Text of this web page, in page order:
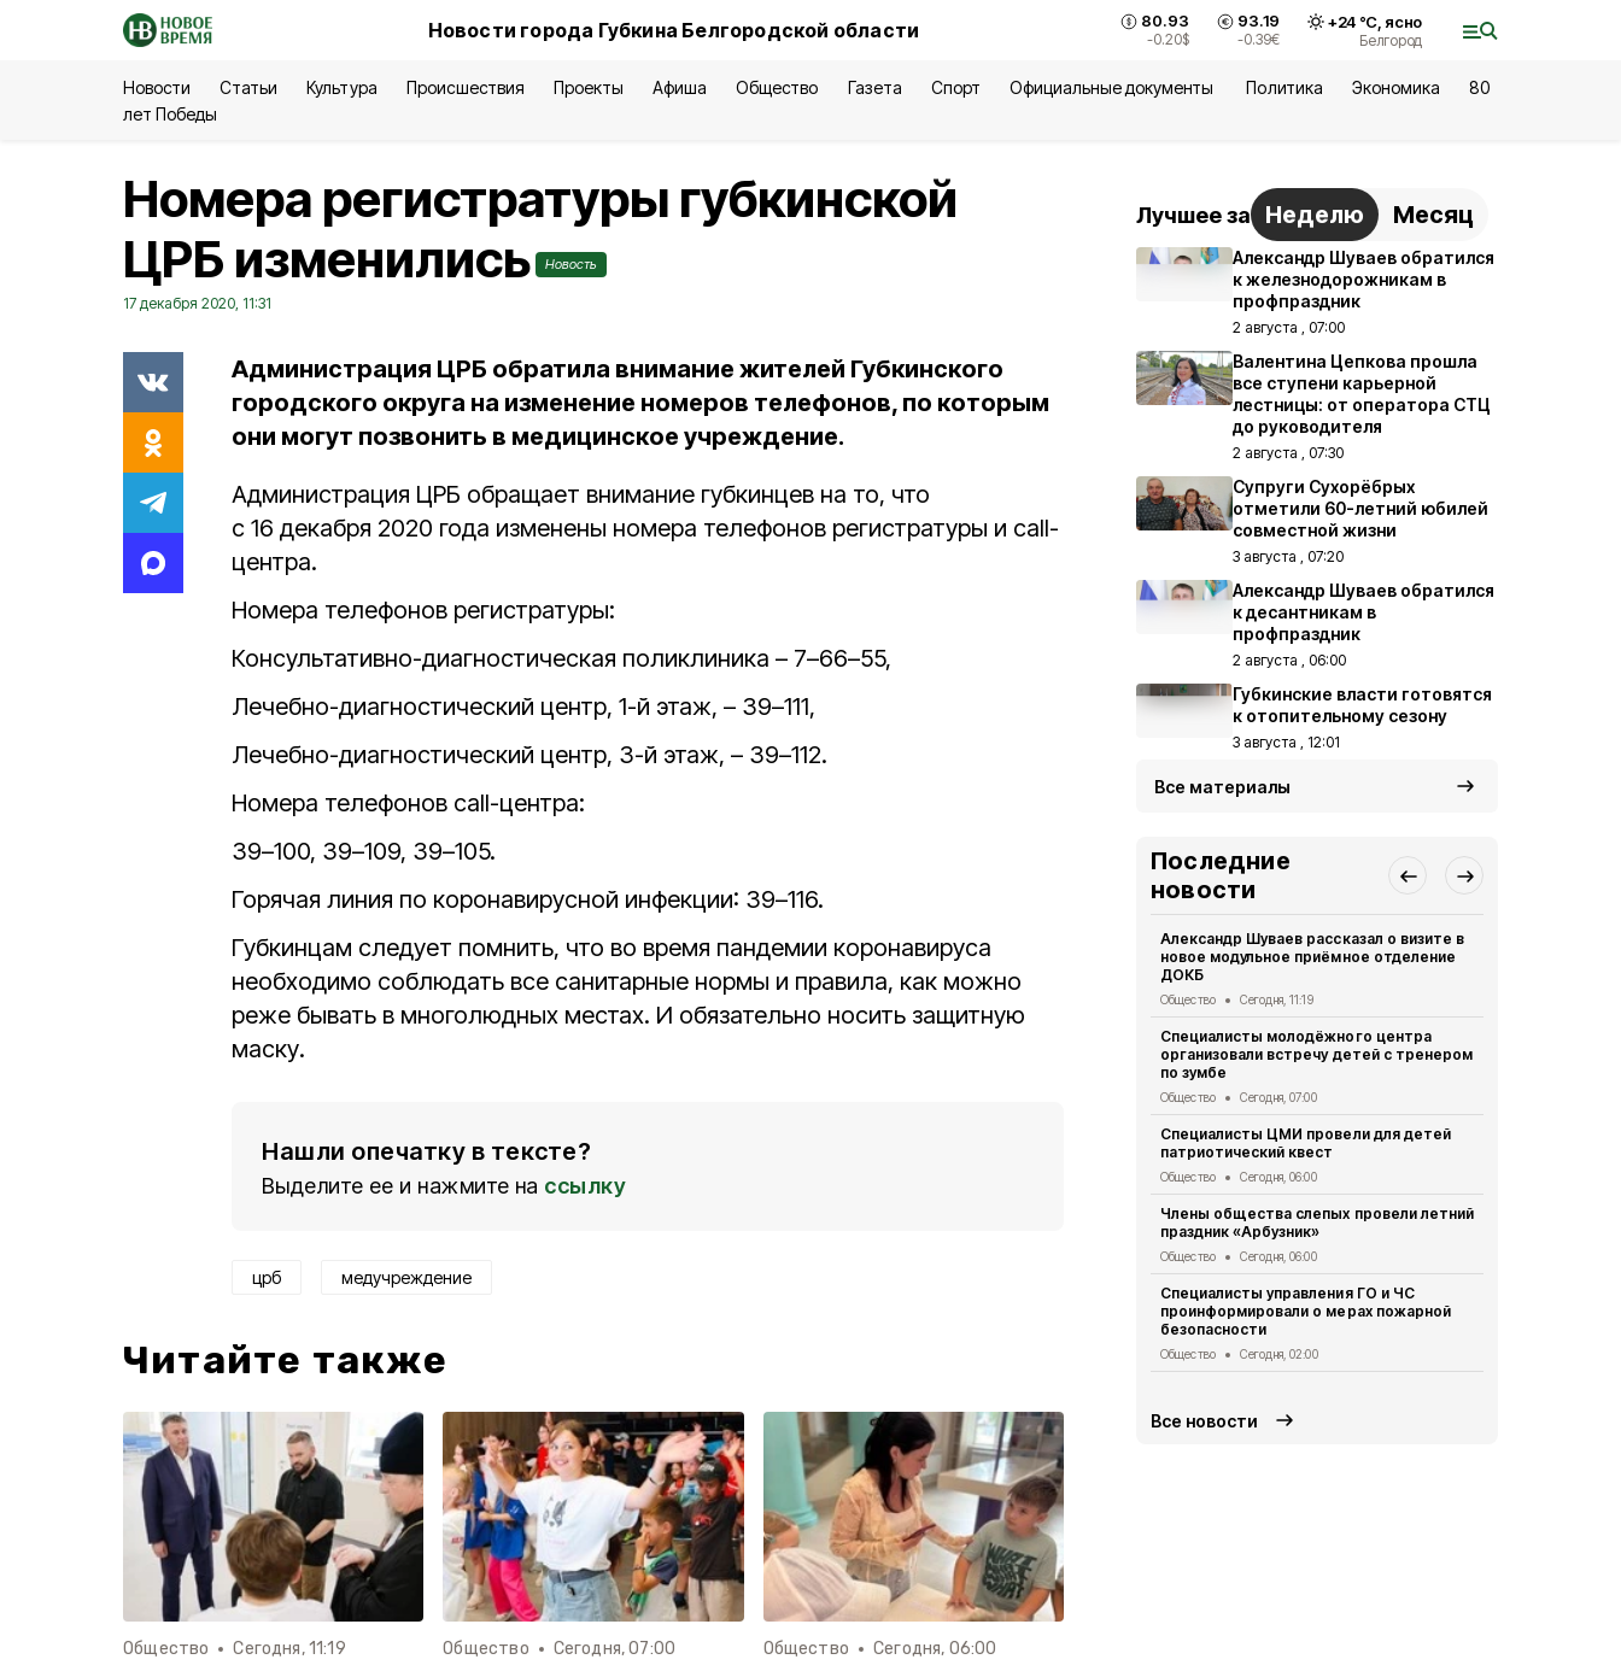
Новости города Губкина Белгородской области 80.93
-0.20$
93.19
-0.39€
+24°С, ясно
Белгород
Новости Статьи Культура Происшествия Проекты Афиша Общество Газета Спорт Официальные документы Политика Экономика
80
лет Победы
Номера регистратуры губкинской
ЦРБ изменились
Новость
17 декабря 2020, 11:31
Администрация ЦРБ обратила внимание жителей Губкинского
городского округа на изменение номеров телефонов, по которым
они могут позвонить в медицинское учреждение.
Администрация ЦРБ обращает внимание губкинцев на то, что
с 16 декабря 2020 года изменены номера телефонов регистратуры и call-
центра.
Номера телефонов регистратуры:
Консультативно-диагностическая поликлиника – 7–66–55,
Лечебно-диагностический центр, 1-й этаж, – 39–111,
Лечебно-диагностический центр, 3-й этаж, – 39–112.
Номера телефонов call-центра:
39–100, 39–109, 39–105.
Горячая линия по коронавирусной инфекции: 39–116.
Губкинцам следует помнить, что во время пандемии коронавируса
необходимо соблюдать все санитарные нормы и правила, как можно
реже бывать в многолюдных местах. И обязательно носить защитную
маску.
Нашли опечатку в тексте?
Выделите ее и нажмите на ссылку
црб медучреждение
Читайте также
Общество Сегодня, 11:19 Общество Сегодня, 07:00 Общество Сегодня, 06:00
Лучшее за Неделю Месяц
Александр Шуваев обратился
к железнодорожникам в
профпраздник
2 августа , 07:00
Валентина Цепкова прошла
все ступени карьерной
лестницы: от оператора СТЦ
до руководителя
2 августа , 07:30
Супруги Сухорёбрых
отметили 60-летний юбилей
совместной жизни
3 августа , 07:20
Александр Шуваев обратился
к десантникам в
профпраздник
2 августа , 06:00
Губкинские власти готовятся
к отопительному сезону
3 августа , 12:01
Все материалы
Последние
новости
Александр Шуваев рассказал о визите в
новое модульное приёмное отделение
ДОКБ
Общество Сегодня, 11:19
Специалисты молодёжного центра
организовали встречу детей с тренером
по зумбе
Общество Сегодня, 07:00
Специалисты ЦМИ провели для детей
патриотический квест
Общество Сегодня, 06:00
Члены общества слепых провели летний
праздник «Арбузник»
Общество Сегодня, 06:00
Специалисты управления ГО и ЧС
проинформировали о мерах пожарной
безопасности
Общество Сегодня, 02:00
Все новости